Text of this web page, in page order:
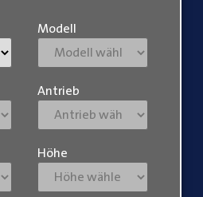
Modell
Antrieb
Höhe